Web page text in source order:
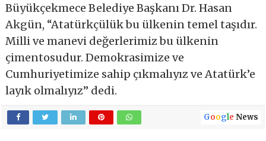
Büyükçekmece Belediye Başkanı Dr. Hasan
Akgün, “Atatürkçülük bu ülkenin temel taşıdır.
Milli ve manevi değerlerimiz bu ülkenin
çimentosudur. Demokrasimize ve
Cumhuriyetimize sahip çıkmalıyız ve Atatürk’e
layık olmalıyız” dedi.
Google News